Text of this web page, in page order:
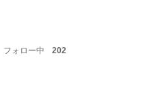
フォロー中 202